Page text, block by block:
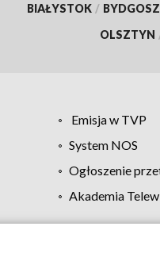
BIAŁYSTOK /
OLSZTYN
Emisja w TVP
System NOS
Ogłoszenie
Akademia